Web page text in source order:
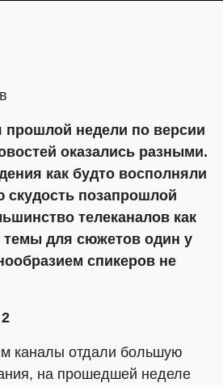
прошлой недели по версии
оказались разными.
как будто восполняли
позапрошлой
телеканалов как
темы для сюжетов один у
спикеров не
каналы отдали большую
на прошедшей неделе